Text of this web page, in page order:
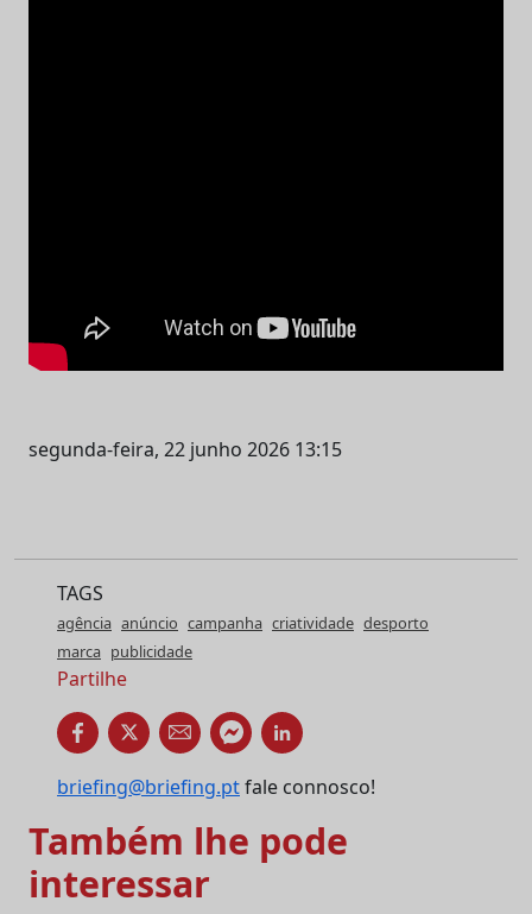
segunda-feira, 22 junho 2026 13:15
TAGS
agência anúncio campanha criatividade desporto
marca publicidade
Partilhe
briefing@briefing.ptfale connosco!
Também lhe pode
interessar